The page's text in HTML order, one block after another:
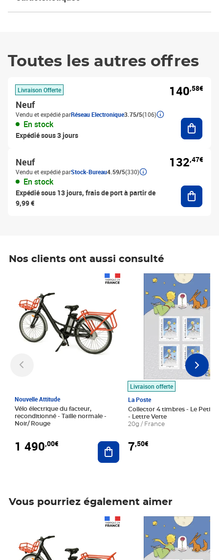
Toutes les autres offres
Livraison Offerte
Neuf
Vendu et expédié parRéseau Electronique3.75/5(106)
En stock
Expédié sous 3 jours
140,58€
Neuf
Vendu et expédié parStock-Bureau4.59/5(330)
En stock
Expédié sous 13 jours, frais de port à partir de
9,99 €
132,47€
Nos clients ont aussi consulté
Nouvelle Attitude
Vélo électrique du facteur,
reconditionné - Taille normale -
Noir/ Rouge
1 490,00€ Ajouter au panier
Livraison offerte
La Poste
Collector 4 timbres - Le Petit
- Lettre Verte
20g / France
7,50€
Prix 7,50€
Vous pourriez également aimer
Prix 7,50€